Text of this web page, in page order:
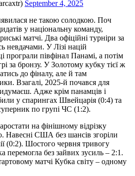
September 4, 2025
не такою солодкою. Поч
у національну команду,
матчі. Два офіційні турніри за
невдачами. У Лізі націй
півфінал Панамі, а потім
за бронзу. У Золотому кубку тієї ж
до фіналу, але й там
Взагалі, 2025-й почався для
Адже крім панамців і
у спарингах Швейцарія (0:4) та
по групі ЧС (1:2).
на фінішному відрізку
Навесні США без шансів згоріли
(0:2). Шостого червня тривогу
перемогла без зайвих зусиль – 2:1.
матчі Кубка світу – одному